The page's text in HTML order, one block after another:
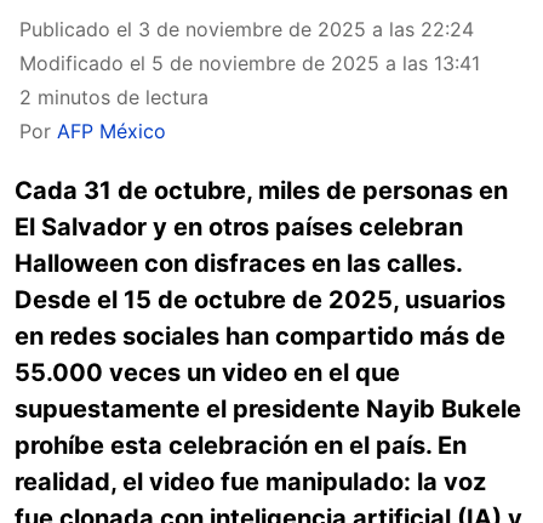
Publicado el 3 de noviembre de 2025 a las 22:24
Modificado el 5 de noviembre de 2025 a las 13:41
2 minutos de lectura
Por AFP México
Cada 31 de octubre, miles de personas en
El Salvador y en otros países celebran
Halloween con disfraces en las calles.
Desde el 15 de octubre de 2025, usuarios
en redes sociales han compartido más de
55.000 veces un video en el que
supuestamente el presidente Nayib Bukele
prohíbe esta celebración en el país. En
realidad, el video fue manipulado: la voz